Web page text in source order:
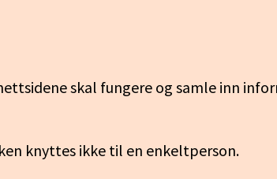
skal fungere og samle inn
knyttes ikke til en enkeltperson.